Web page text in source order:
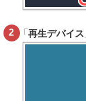
「再生デバイス